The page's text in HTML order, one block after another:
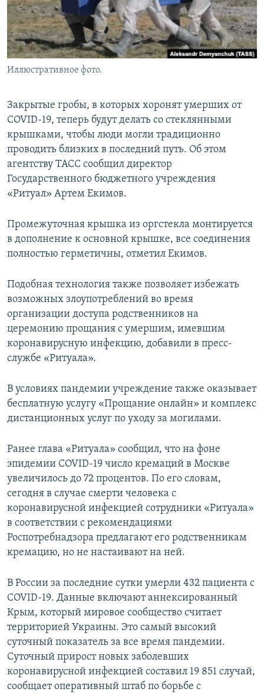
Иллюстративное фото.
Закрытые гробы, в которых хоронят умерших от
COVID-19, теперь будут делать со стеклянными
крышками, чтобы люди могли традиционно
проводить близких в последний путь. Об этом
агентству ТАСС сообщил директор
Государственного бюджетного учреждения
«Ритуал» Артем Екимов.
Промежуточная крышка из оргстекла монтируется
в дополнение к основной крышке, все соединения
полностью герметичны, отметил Екимов.
Подобная технология также позволяет избежать
возможных злоупотреблений во время
организации доступа родственников на
церемонию прощания с умершим, имевшим
коронавирусную инфекцию, добавили в пресс-
службе «Ритуала».
В условиях пандемии учреждение также оказывает
бесплатную услугу «Прощание онлайн» и комплекс
дистанционных услуг по уходу за могилами.
Ранее глава «Ритуала» сообщил, что на фоне
эпидемии COVID-19 число кремаций в Москве
увеличилось до 72 процентов. По его словам,
сегодня в случае смерти человека с
коронавирусной инфекцией сотрудники «Ритуала»
в соответствии с рекомендациями
Роспотребнадзора предлагают его родственникам
кремацию, но не настаивают на ней.
В России за последние сутки умерли 432 пациента с
COVID-19. Данные включают аннексированный
Крым, который мировое сообщество считает
территорией Украины. Это самый высокий
суточный показатель за все время пандемии.
Суточный прирост новых заболевших
коронавирусной инфекцией составил 19 851 случай,
сообщает оперативный штаб по борьбе с